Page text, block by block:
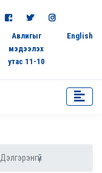
Авлигыг
мэдээлэх
утас 11-10
English
Дэлгэрэнгүй